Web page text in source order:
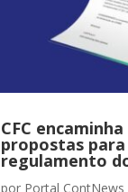
CFC
propostas
regulamento
por Portal ContNews